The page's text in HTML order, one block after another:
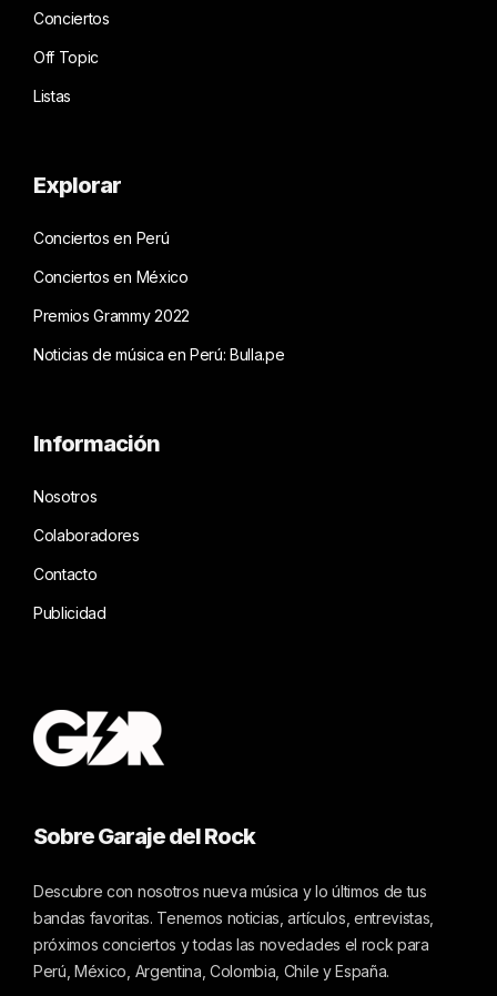
Conciertos
Off Topic
Listas
Explorar
Conciertos en Perú
Conciertos en México
Premios Grammy 2022
Noticias de música en Perú: Bulla.pe
Información
Nosotros
Colaboradores
Contacto
Publicidad
Sobre Garaje del Rock
Descubre con nosotros nueva música y lo últimos de tus
bandas favoritas. Tenemos noticias, artículos, entrevistas,
próximos conciertos y todas las novedades el rock para
Perú, México, Argentina, Colombia, Chile y España.